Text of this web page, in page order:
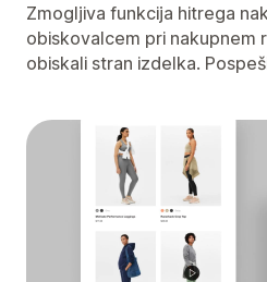
Zmogljiva funkcija hitrega
obiskovalcem pri nakupnem
obiskali stran izdelka.